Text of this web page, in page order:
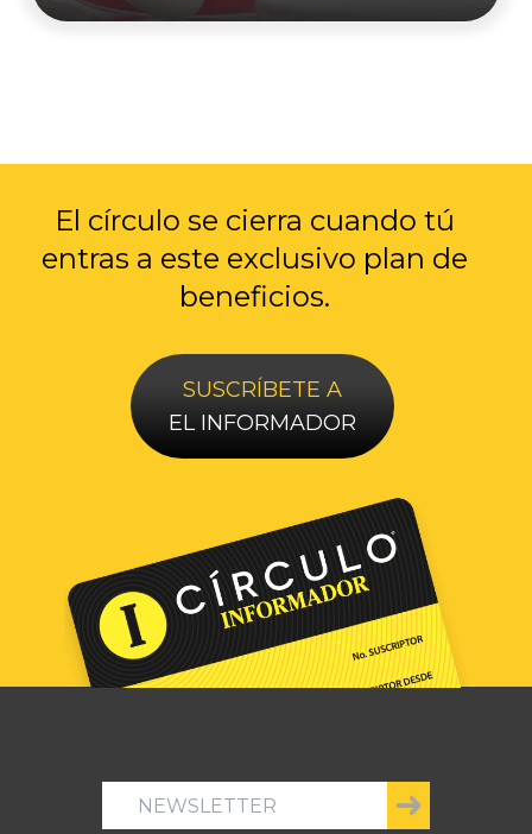
El círculo se cierra cuando tú
entras a este exclusivo plan de
beneficios.
SUSCRÍBETE A
EL INFORMADOR